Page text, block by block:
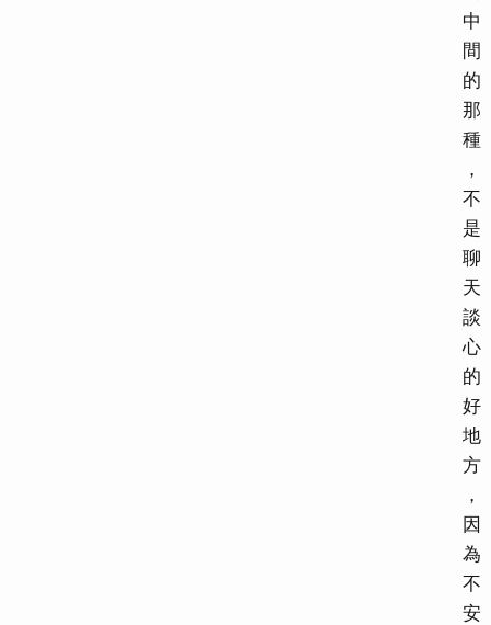
中
間
的
那
種
，
不
是
聊
天
談
心
的
好
地
方
，
因
為
不
安